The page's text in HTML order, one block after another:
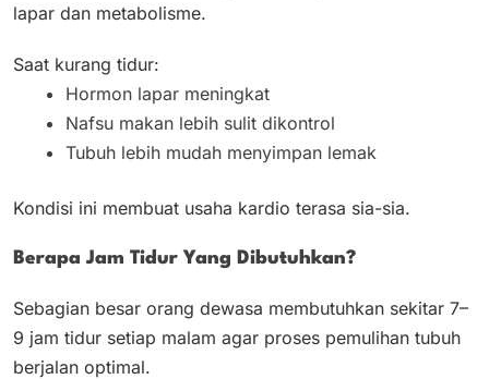
lapar dan metabolisme.
Saat kurang tidur:
Hormon lapar meningkat
Nafsu makan lebih sulit dikontrol
Tubuh lebih mudah menyimpan lemak
Kondisi ini membuat usaha kardio terasa sia-sia.
Berapa Jam Tidur Yang Dibutuhkan?
Sebagian besar orang dewasa membutuhkan sekitar 7–
9 jam tidur setiap malam agar proses pemulihan tubuh
berjalan optimal.